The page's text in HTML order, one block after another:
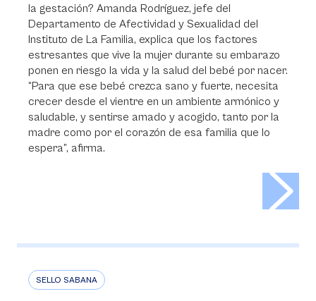
la gestación? Amanda Rodríguez, jefe del
Departamento de Afectividad y Sexualidad del
Instituto de La Familia, explica que los factores
estresantes que vive la mujer durante su embarazo
ponen en riesgo la vida y la salud del bebé por nacer.
“Para que ese bebé crezca sano y fuerte, necesita
crecer desde el vientre en un ambiente armónico y
saludable, y sentirse amado y acogido, tanto por la
madre como por el corazón de esa familia que lo
espera”, afirma.
SELLO SABANA